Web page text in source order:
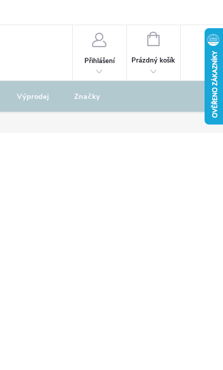
Přihlášení
NÁKUPNÍ
Prázdný košík
Výprodej Značky